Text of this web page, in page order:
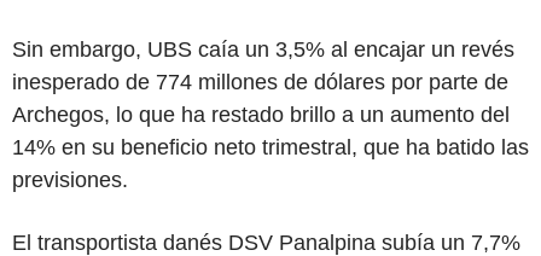
Sin embargo, UBS caía un 3,5% al encajar un revés
inesperado de 774 millones de dólares por parte de
Archegos, lo que ha restado brillo a un aumento del
14% en su beneficio neto trimestral, que ha batido las
previsiones.
El transportista danés DSV Panalpina subía un 7,7%